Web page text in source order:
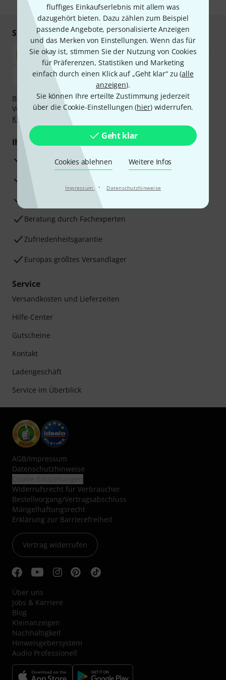
fluffiges Einkaufserlebnis mit allem was
dazugehört bieten. Dazu zählen zum Beispiel
passende Angebote, personalisierte Anzeigen
und das Merken von Einstellungen. Wenn das für
Sie okay ist, stimmen Sie der Nutzung von Cookies
für Präferenzen, Statistiken und Marketing
einfach durch einen Klick auf „Geht klar“ zu (alle
anzeigen).
Sie können Ihre erteilte Zustimmung jederzeit
über die Cookie-Einstellungen (hier) widerrufen.
Geht klar
Cookies ablehnen Weitere Infos
Impressum · Datenschutzhinweise
Sicher einkaufen & bezahlen
Bezahlen Sie vertraulich und sicher per Nachnahme,
Vorkasse, PayPal, Amazon Pay,Klarna Sofort bezahlen
Klarna Ratenzahlung
Ihre Vorteile
3 Jahre Thomann Garantie
30 Tage Money-Back-Garantie
Beratung durch Fachexperten
Zufriedenheitsgarantie
Europas größtes Versandlager
Service
Versandkosten und Lieferzeiten
Hilfe-Center
Gutscheine
Kontakt
Ladengeschäft
Service im Überblick
AGB/Impressum
Datenschutzhinweise
Widerrufsrecht für Verbraucher
Bestellvorgang/Vertragsabschluss
Mängelhaftungsrecht
Erklärung zur Barrierefreiheit
Vertrag widerrufen
Über uns
Jobs & Karriere
Blog
Kleinanzeigen
Nachhaltigkeit
Hinweisgebersystem
Audio Professionell